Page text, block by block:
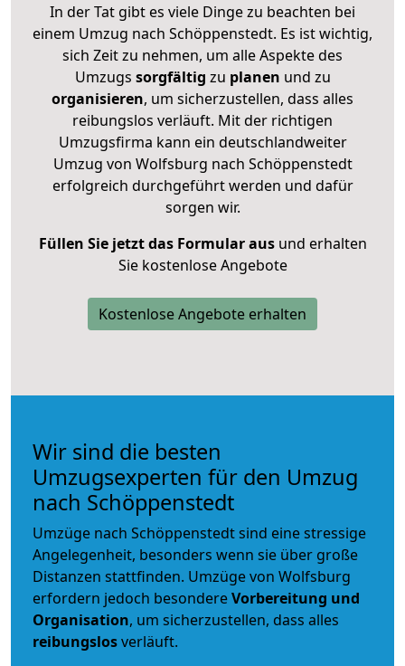
In der Tat gibt es viele Dinge zu beachten bei
einem Umzug nach Schöppenstedt. Es ist wichtig,
sich Zeit zu nehmen, um alle Aspekte des
Umzugs sorgfältig zu planen und zu
organisieren, um sicherzustellen, dass alles
reibungslos verläuft. Mit der richtigen
Umzugsfirma kann ein deutschlandweiter
Umzug von Wolfsburg nach Schöppenstedt
erfolgreich durchgeführt werden und dafür
sorgen wir.
Füllen Sie jetzt das Formular ausund erhalten
Sie kostenlose Angebote
Kostenlose Angebote erhalten
Wir sind die besten
Umzugsexperten für den Umzug
nach Schöppenstedt
Umzüge nach Schöppenstedt sind eine stressige
Angelegenheit, besonders wenn sie über große
Distanzen stattfinden. Umzüge von Wolfsburg
erfordern jedoch besondereVorbereitung und
Organisation, um sicherzustellen, dass alles
reibungslosverläuft.